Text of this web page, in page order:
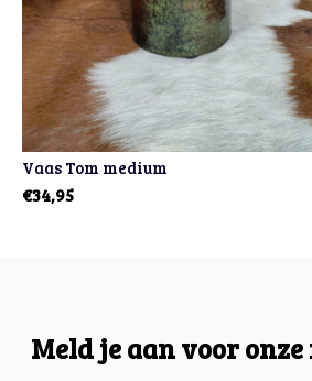
Vaas Tom medium
€34,95
Meld je aan voor